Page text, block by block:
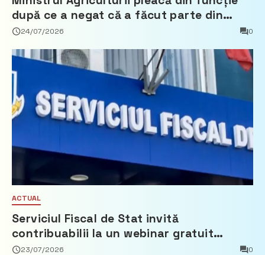
după ce a negat că a făcut parte din
Partidul Democrat
24/07/2026 0
ACTUAL
Serviciul Fiscal de Stat invită
contribuabilii la un webinar gratuit
privind calculul impozitului pe bunurile
23/07/2026 0